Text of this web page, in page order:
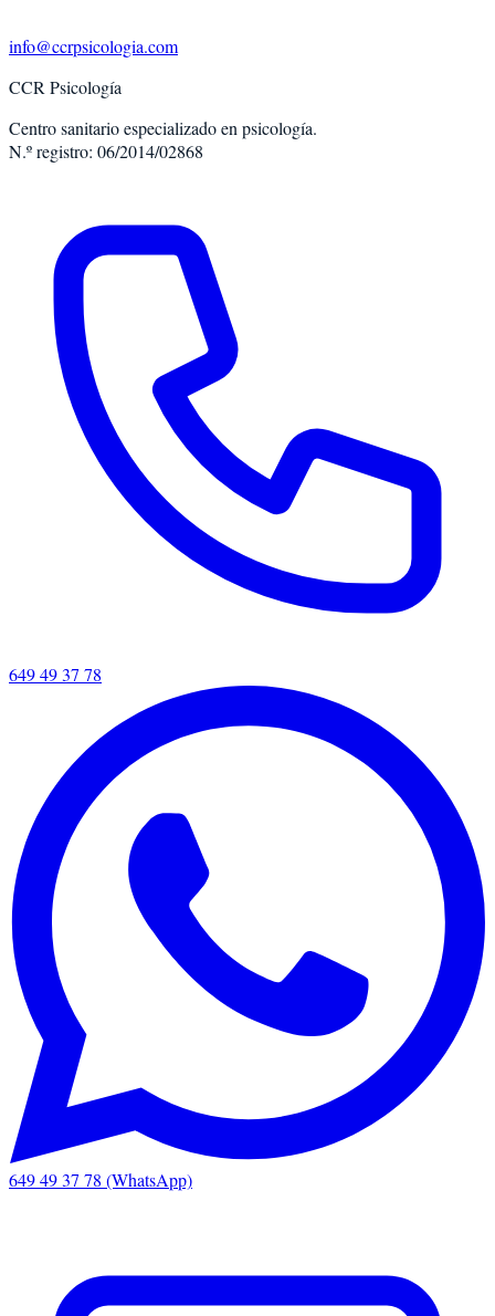
info@ccrpsicologia.com
CCR Psicología
Centro sanitario especializado en psicología.
N.º registro: 06/2014/02868
649 49 37 78
649 49 37 78 (WhatsApp)